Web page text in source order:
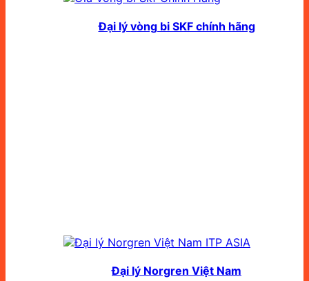
Đại lý vòng bi SKF chính hãng
Đại lý Norgren Việt Nam